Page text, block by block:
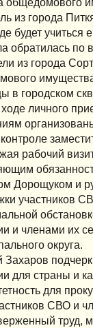
общедомового
из города
будет
обратилась по
из города
в городском
ходе личного
рабочий
Дорощуком и
участников
и членами их
округа.
Захаров
для страны и
для
СВО и
труд,